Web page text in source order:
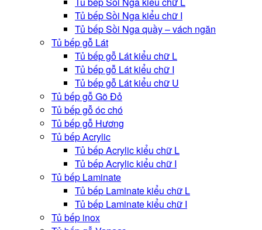
Tủ bếp Sồi Nga kiểu chữ I
Tủ bếp Sồi Nga quầy – vách ngăn
Tủ bếp gỗ Lát
Tủ bếp gỗ Lát kiểu chữ L
Tủ bếp gỗ Lát kiểu chữ I
Tủ bếp gỗ Lát kiểu chữ U
Tủ bếp gỗ Gõ Đỏ
Tủ bếp gỗ óc chó
Tủ bếp gỗ Hương
Tủ bếp Acrylic
Tủ bếp Acrylic kiểu chữ L
Tủ bếp Acrylic kiểu chữ I
Tủ bếp Laminate
Tủ bếp Laminate kiểu chữ L
Tủ bếp Laminate kiểu chữ I
Tủ bếp inox